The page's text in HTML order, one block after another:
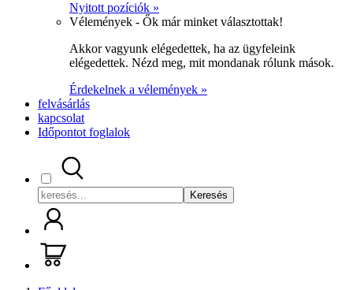
Nyitott pozíciók »
Vélemények - Ők már minket választottak!
Akkor vagyunk elégedettek, ha az ügyfeleink
elégedettek. Nézd meg, mit mondanak rólunk mások.
Érdekelnek a vélemények »
felvásárlás
kapcsolat
Időpontot foglalok
Keresés